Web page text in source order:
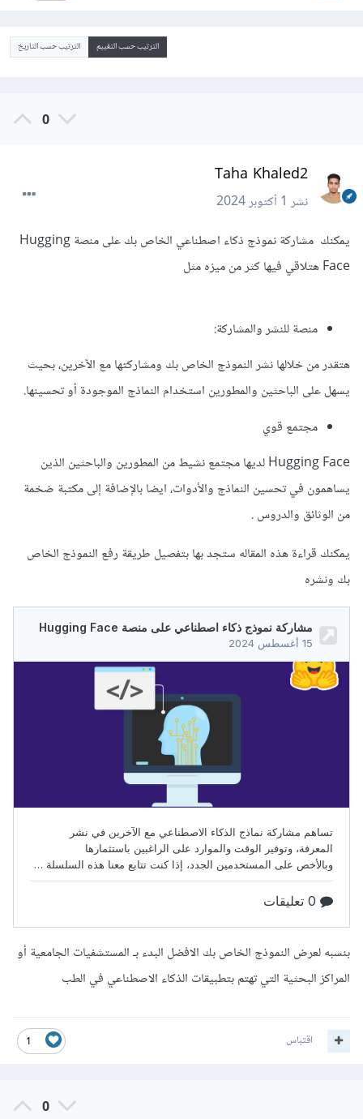
الترتيب حسب التقييم الترتيب حسب التاريخ
0
Taha Khaled2
نشر1 أكتوبر 2024
يمكنك مشاركة نموذج ذكاء اصطناعي الخاص بك على منصة Hugging
Face هتلاقي فيها كثر من ميزه مثل
منصة للنشر والمشاركة:
هتقدر من خلالها نشر النموذج الخاص بك ومشاركتها مع الآخرين، بحيث
يسهل على الباحثين والمطورين استخدام النماذج الموجودة أو تحسينها.
مجتمع قوي
Hugging Face لديها مجتمع نشيط من المطورين والباحثين الذين
يساهمون في تحسين النماذج والأدوات، ايضا بالإضافة إلى مكتبة ضخمة
من الوثائق والدروس .
يمكنك قراءة هذه المقاله ستجد بها بتفصيل طريقة رفع النموذج الخاص
بك ونشره
بنسبه لعرض النموذج الخاص بك الافضل البدء بـ المستشفيات الجامعية أو
المراكز البحثية التي تهتم بتطبيقات الذكاء الاصطناعي في الطب
1 اقتباس
0